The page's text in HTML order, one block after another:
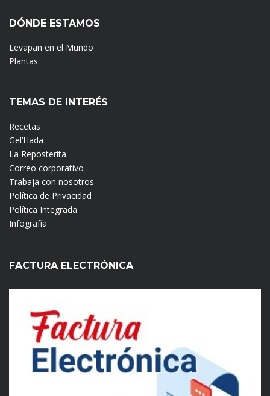
DÓNDE ESTAMOS
Levapan en el Mundo
Plantas
TEMAS DE INTERÉS
Recetas
Gel’Hada
La Reposterita
Correo corporativo
Trabaja con nosotros
Política de Privacidad
Política Integrada
Infografía
FACTURA ELECTRÓNICA